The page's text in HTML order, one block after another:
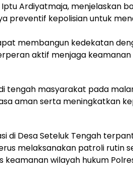
Iptu Ardiyatmaja, menjelaskan
preventif kepolisian untuk
membangun kedekatan
aktif menjaga keamanan
tengah masyarakat pada
aman serta meningkatkan
di Desa Seteluk Tengah
melaksanakan patroli rutin
wilayah hukum